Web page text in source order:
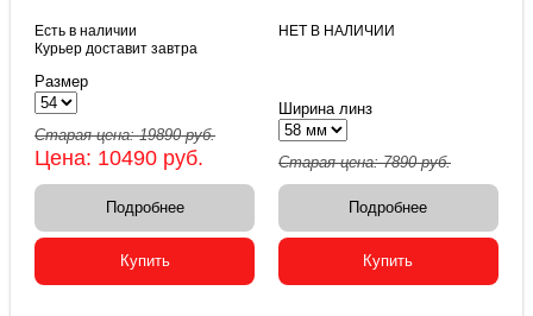
Есть в наличии
Курьер доставит завтра
Размер
Старая цена:19890руб.
Цена: 10490 руб.
Подробнее
Купить
НЕТ В НАЛИЧИИ
Ширина линз
Старая цена:7890руб.
Подробнее
Купить